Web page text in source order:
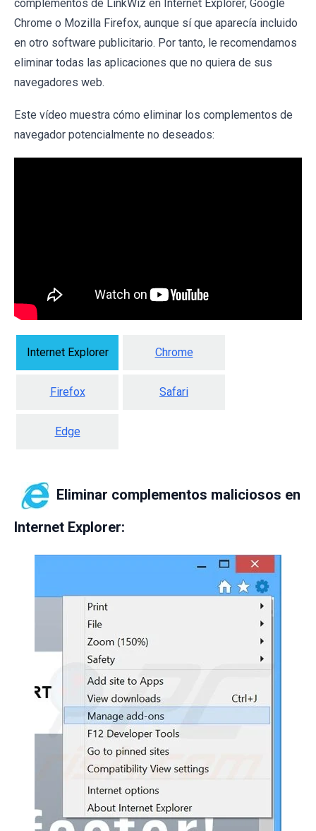
complementos de LinkWiz en Internet Explorer, Google
Chrome o Mozilla Firefox, aunque sí que aparecía incluido
en otro software publicitario. Por tanto, le recomendamos
eliminar todas las aplicaciones que no quiera de sus
navegadores web.
Este vídeo muestra cómo eliminar los complementos de
navegador potencialmente no deseados:
Internet Explorer Chrome
Firefox Safari
Edge
Eliminar complementos maliciosos en
Internet Explorer: